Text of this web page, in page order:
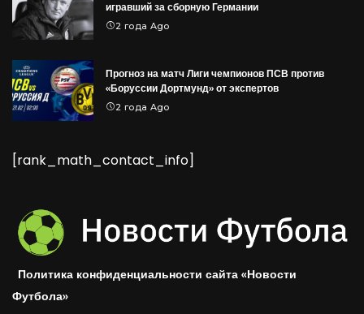
игравший за сборную Германии
2 года Ago
Прогноз на матч Лиги чемпионов ПСВ против
«Боруссии Дортмунд» от экспертов
2 года Ago
[rank_math_contact_info]
Политика конфиденциальности сайта «Новости
Футбола»